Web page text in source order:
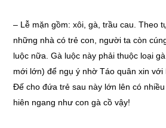
– Lễ mặn gồm: xôi, gà, trầu cau. Theo
những nhà có trẻ con, người ta còn
luộc nữa. Gà luộc này phải thuộc loại
mới lớn) để ngụ ý nhờ Táo quân xin
Đế cho đứa trẻ sau này lớn lên có
hiên ngang như con gà cồ vậy!